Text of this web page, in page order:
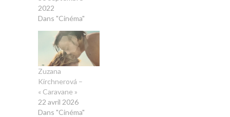
le premier festival
du film slovène au
cinéma les 7
Parnassiens, à
Paris. L’acteur
Stanislas Merhar,
dont le père est
slovène, sera le
parrain de cette
première édition.
C’est peu dire…
2022
Dans "Cinéma"
Zuzana
Kirchnerová –
« Caravane »
22 avril 2026
Dans "Cinéma"